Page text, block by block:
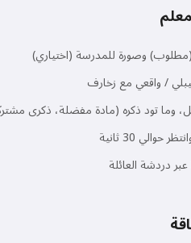
وصورة للمدرسة (اختياري)
/ واقعي مع زخارف
وما تود ذكره (مادة مفضلة، ذكرى
30 ثانية
دردشة العائلة
يمكنني إنشاء